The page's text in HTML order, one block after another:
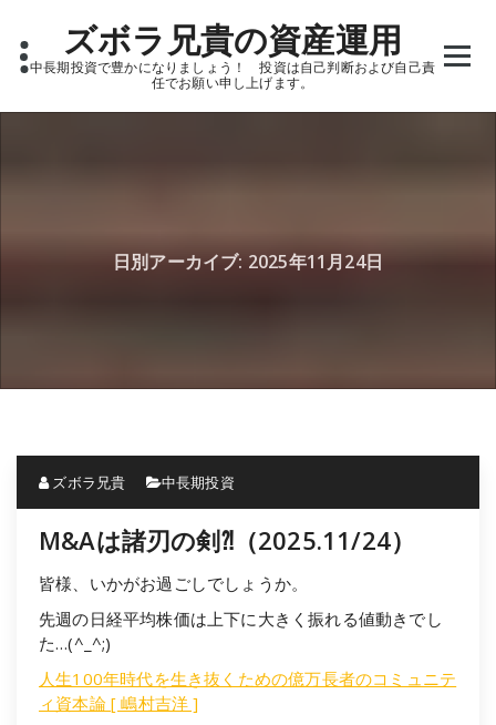
content ズボラ兄貴の資産運用
中長期投資で豊かになりましょう！ 投資は自己判断および自己責
任でお願い申し上げます。
日別アーカイブ: 2025年11月24日
ズボラ兄貴 中長期投資
M&Aは諸刃の剣⁈（2025.11/24）
皆様、いかがお過ごしでしょうか。
先週の日経平均株価は上下に大きく振れる値動きでし
た…(^_^;)
人生100年時代を生き抜くための億万長者のコミュニテ
ィ資本論 [ 嶋村吉洋 ]